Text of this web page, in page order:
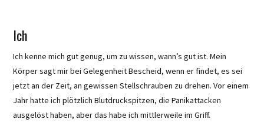
Ich
Ich kenne mich gut genug, um zu wissen, wann’s gut ist. Mein
Körper sagt mir bei Gelegenheit Bescheid, wenn er findet, es sei
jetzt an der Zeit, an gewissen Stellschrauben zu drehen. Vor einem
Jahr hatte ich plötzlich Blutdruckspitzen, die Panikattacken
ausgelöst haben, aber das habe ich mittlerweile im Griff.